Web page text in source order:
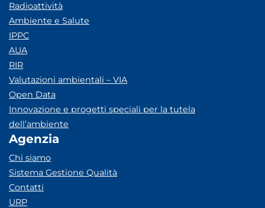
Radioattività
Ambiente e Salute
IPPC
AUA
RIR
Valutazioni ambientali – VIA
Open Data
Innovazione e progetti speciali per la tutela
dell’ambiente
Agenzia
Chi siamo
Sistema Gestione Qualità
Contatti
URP